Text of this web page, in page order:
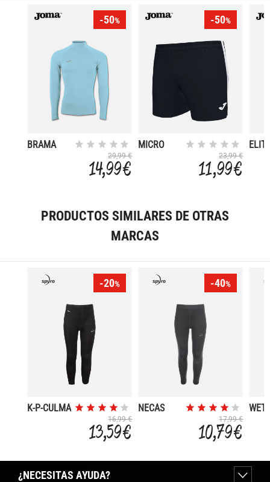
-50%
BRAMA
29,99 €
14,99 €
-50%
MICRO
23,99 €
11,99 €
PRODUCTOS SIMILARES DE OTRAS
MARCAS
-20%
K-P-CULMA
16,99 €
13,59 €
-40%
NECAS
17,99 €
10,79 €
¿NECESITAS AYUDA?